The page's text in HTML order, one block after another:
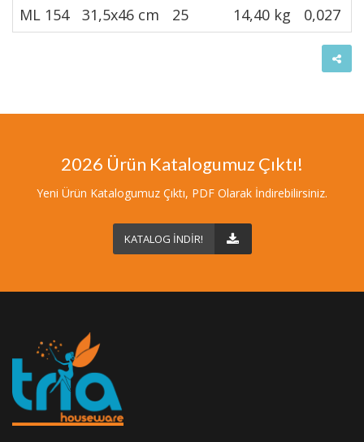
ML 154
31,5x46 cm 25 14,40 kg 0,027
2026 Ürün Katalogumuz Çıktı!
Yeni Ürün Katalogumuz Çıktı, PDF Olarak İndirebilirsiniz.
KATALOG İNDİR!